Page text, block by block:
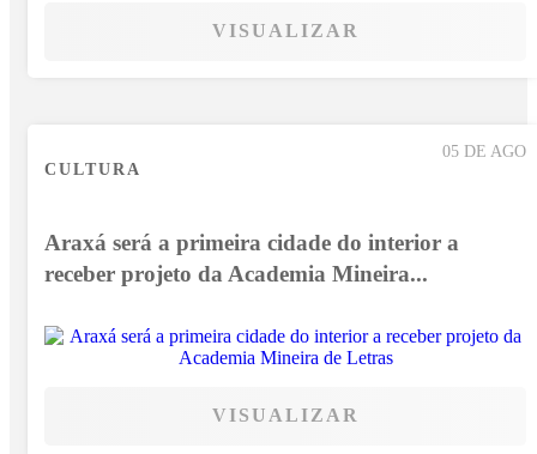
VISUALIZAR
05 DE AGO
CULTURA
Araxá será a primeira cidade do interior a
receber projeto da Academia Mineira...
VISUALIZAR